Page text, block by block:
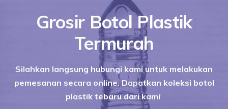
Grosir Botol Plastik
Termurah
Silahkan langsung hubungi kami untuk melakukan
pemesanan secara online. Dapatkan koleksi botol
plastik tebaru dari kami